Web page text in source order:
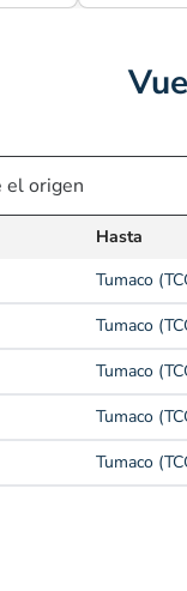
Hasta
Tumaco
Tumaco
Tumaco
Tumaco
Tumaco